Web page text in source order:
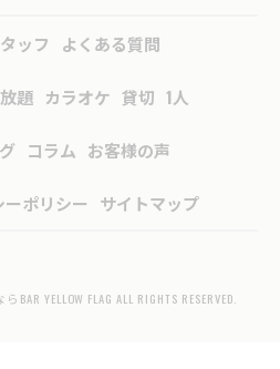
ッフ よくある質問
題 カラオケ 貸切 1人
コラム お客様の声
ポリシー サイトマップ
YELLOW FLAG ALL RIGHTS RESERVED.